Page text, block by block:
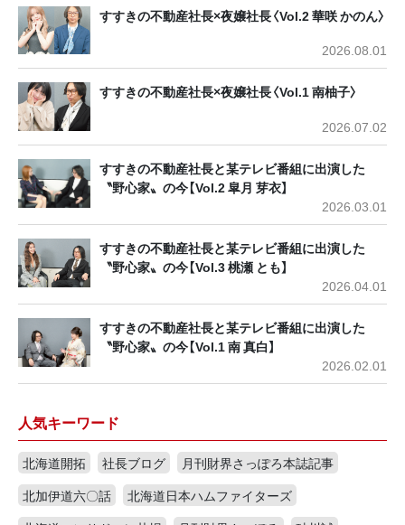
すすきの不動産社長×夜嬢社長〈Vol.2 華咲 かのん〉
2026.08.01
すすきの不動産社長×夜嬢社長〈Vol.1 南柚子〉
2026.07.02
すすきの不動産社長と某テレビ番組に出演した
〝野心家〟の今【Vol.2 皐月 芽衣】
2026.03.01
すすきの不動産社長と某テレビ番組に出演した
〝野心家〟の今【Vol.3 桃瀬 とも】
2026.04.01
すすきの不動産社長と某テレビ番組に出演した
〝野心家〟の今【Vol.1 南 真白】
2026.02.01
人気キーワード
北海道開拓 社長ブログ
月刊財界さっぽろ本誌記事
北加伊道六〇話
北海道日本ハムファイターズ